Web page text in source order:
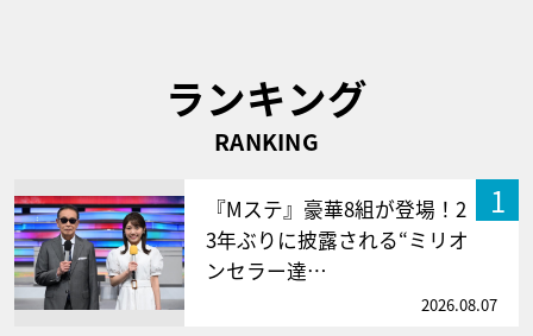
ランキング
RANKING
1
『Mステ』豪華8組が登場！2
3年ぶりに披露される“ミリオ
ンセラー達…
2026.08.07